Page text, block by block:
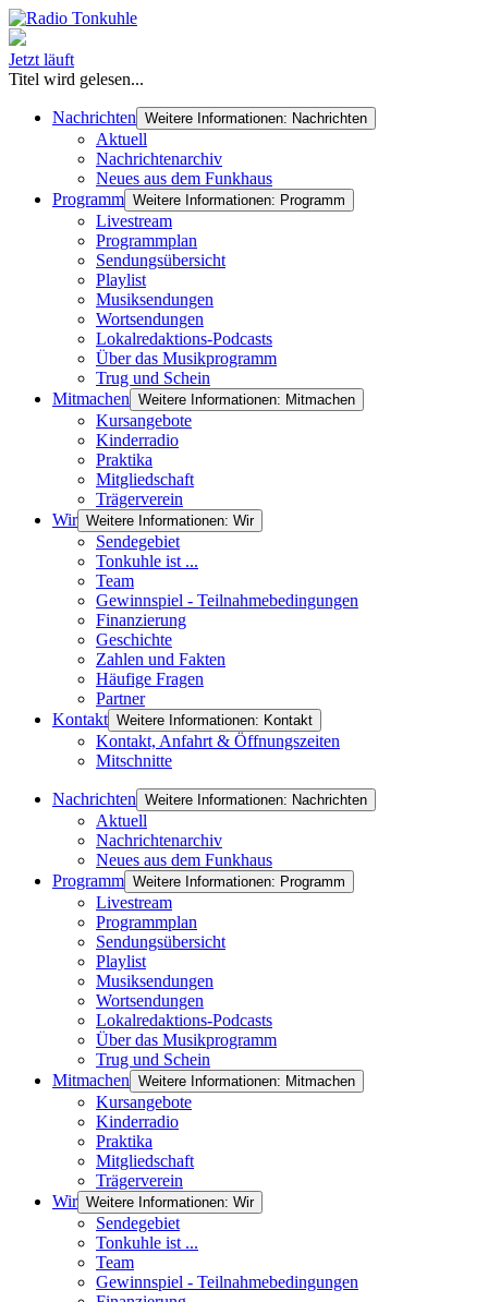
Jetzt läuft
Titel wird gelesen...
Nachrichten Weitere Informationen: Nachrichten
Aktuell
Nachrichtenarchiv
Neues aus dem Funkhaus
Programm Weitere Informationen: Programm
Livestream
Programmplan
Sendungsübersicht
Playlist
Musiksendungen
Wortsendungen
Lokalredaktions-Podcasts
Über das Musikprogramm
Trug und Schein
Mitmachen Weitere Informationen: Mitmachen
Kursangebote
Kinderradio
Praktika
Mitgliedschaft
Trägerverein
Wir Weitere Informationen: Wir
Sendegebiet
Tonkuhle ist ...
Team
Gewinnspiel - Teilnahmebedingungen
Finanzierung
Geschichte
Zahlen und Fakten
Häufige Fragen
Partner
Kontakt Weitere Informationen: Kontakt
Kontakt, Anfahrt & Öffnungszeiten
Mitschnitte
Nachrichten Weitere Informationen: Nachrichten
Aktuell
Nachrichtenarchiv
Neues aus dem Funkhaus
Programm Weitere Informationen: Programm
Livestream
Programmplan
Sendungsübersicht
Playlist
Musiksendungen
Wortsendungen
Lokalredaktions-Podcasts
Über das Musikprogramm
Trug und Schein
Mitmachen Weitere Informationen: Mitmachen
Kursangebote
Kinderradio
Praktika
Mitgliedschaft
Trägerverein
Wir Weitere Informationen: Wir
Sendegebiet
Tonkuhle ist ...
Team
Gewinnspiel - Teilnahmebedingungen